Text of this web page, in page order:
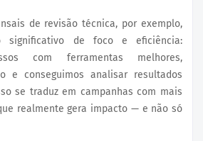
de revisão técnica, por exemplo,
significativo de foco e eficiência:
com ferramentas melhores,
e conseguimos analisar resultados
se traduz em campanhas com mais
realmente gera impacto — e não só